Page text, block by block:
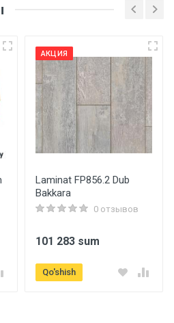
смесь 5кг
АКЦИЯ
Laminat FP856.2 Dub
Bakkara
0 отзывов
101 283 sum
Qo'shish